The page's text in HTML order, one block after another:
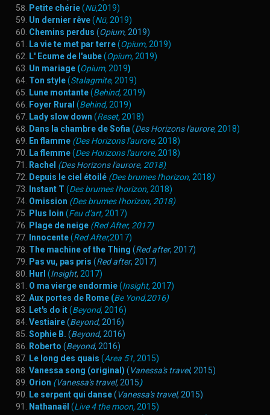
Petite chérie(Nü,2019)
Un dernier rêve(Nü, 2019)
Chemins perdus (Opium, 2019)
La vie te met par terre(Opium, 2019)
L' Ecume de l'aube(Opium, 2019)
Un mariage (Opium, 2019)
Ton style(Stalagmite, 2019)
Lune montante(Behind, 2019)
Foyer Rural (Behind, 2019)
Lady slow down (Reset, 2018)
Dans la chambre de Sofia (Des Horizons l'aurore, 2018)
En flamme (Des Horizons l'aurore, 2018)
La flemme(Des Horizons l'aurore, 2018)
Rachel (Des Horizons l'aurore, 2018)
Depuis le ciel étoilé (Des brumes l'horizon, 2018)
Instant T (Des brumes l'horizon, 2018)
Omission (Des brumes l'horizon, 2018)
Plus loin (Feu d'art, 2017)
Plage de neige (Red After, 2017)
Innocente(Red After,2017)
The machine of the Thing (Red after, 2017)
Pas vu, pas pris (Red after, 2017)
Hurl (Insight, 2017)
O ma vierge endormie(Insight, 2017)
Aux portes de Rome (Be Yond,2016)
Let's do it(Beyond, 2016)
Vestiaire(Beyond, 2016)
Sophie B. (Beyond, 2016)
Roberto (Beyond, 2016)
Le long des quais (Area 51, 2015)
Vanessa song (original) (Vanessa's travel, 2015)
Orion (Vanessa's travel, 2015)
Le serpent qui danse(Vanessa's travel, 2015)
Nathanaël (Live 4 the moon, 2015)